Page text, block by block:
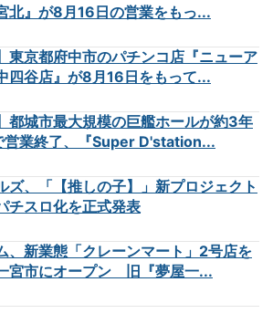
北』が8月16日の営業をもっ...
東京都府中市のパチンコ店『ニューア
四谷店』が8月16日をもって...
都城市最大規模の巨艦ホールが約3年
営業終了、『Super D'station...
ズ、「【推しの子】」新プロジェクト
スロ化を正式発表
、新業態「クレーンマート」2号店を
宮市にオープン 旧『夢屋一...